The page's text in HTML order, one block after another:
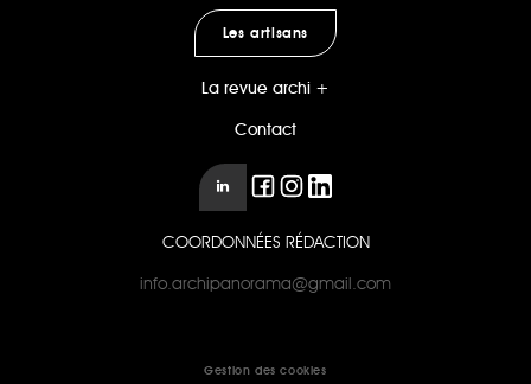
Les artisans
La revue archi +
Contact
COORDONNÉES RÉDACTION
info.archipanorama@gmail.com
Gestion des cookies